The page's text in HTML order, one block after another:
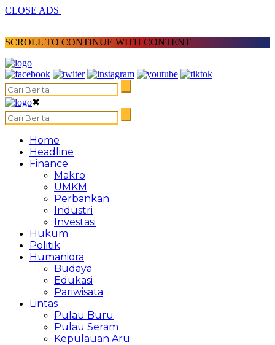
CLOSE ADS
SCROLL TO CONTINUE WITH CONTENT
✖
Home
Headline
Finance
Makro
UMKM
Perbankan
Industri
Investasi
Hukum
Politik
Humaniora
Budaya
Edukasi
Pariwisata
Lintas
Pulau Buru
Pulau Seram
Kepulauan Aru